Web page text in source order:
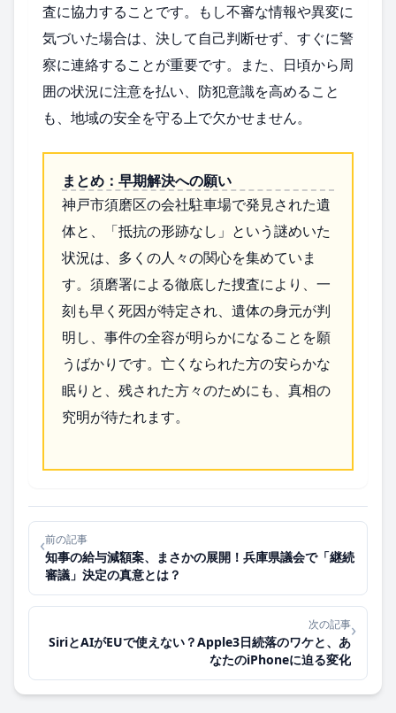
査に協力することです。もし不審な情報や異変に
気づいた場合は、決して自己判断せず、すぐに警
察に連絡することが重要です。また、日頃から周
囲の状況に注意を払い、防犯意識を高めること
も、地域の安全を守る上で欠かせません。
まとめ：早期解決への願い
神戸市須磨区の会社駐車場で発見された遺
体と、「抵抗の形跡なし」という謎めいた
状況は、多くの人々の関心を集めていま
す。須磨署による徹底した捜査により、一
刻も早く死因が特定され、遺体の身元が判
明し、事件の全容が明らかになることを願
うばかりです。亡くなられた方の安らかな
眠りと、残された方々のためにも、真相の
究明が待たれます。
‹前の記事
知事の給与減額案、まさかの展開！兵庫県議会で「継続
審議」決定の真意とは？
次の記事
SiriとAIがEUで使えない？Apple3日続落のワケと、あ
なたのiPhoneに迫る変化
›